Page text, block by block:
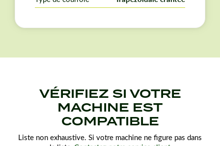
VÉRIFIEZ SI VOTRE
MACHINE EST
COMPATIBLE
Liste non exhaustive. Si votre machine ne figure pas dans